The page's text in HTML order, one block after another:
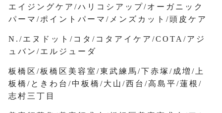
エイジングケア/ハリコシアップ/オーガニック
パーマ/ポイントパーマ/メンズカット/頭皮ケア
N./エヌドット/コタ/コタアイケア/COTA/アジ
ュバン/エルジューダ
板橋区/板橋区美容室/東武練馬/下赤塚/成増/上
板橋/ときわ台/中板橋/大山/西台/高島平/蓮根/
志村三丁目